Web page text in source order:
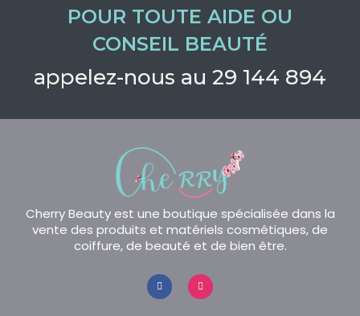
POUR TOUTE AIDE OU
CONSEIL BEAUTÉ
appelez-nous au 29 144 894
Cherry Beauty est une boutique spécialisée dans la
vente des produits et matériels cosmétiques, de
coiffure, de beauté et de bien être.